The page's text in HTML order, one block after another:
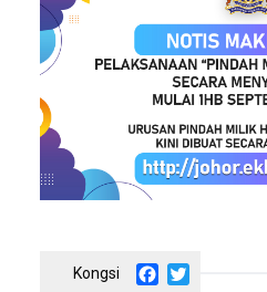
Facebook